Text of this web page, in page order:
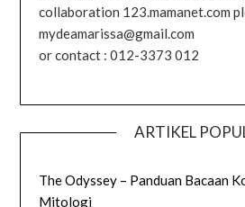
collaboration 123.mamanet.com
mydeamarissa@gmail.com
or contact : 012-3373 012
ARTIKEL
The Odyssey – Panduan Bacaan
Mitologi